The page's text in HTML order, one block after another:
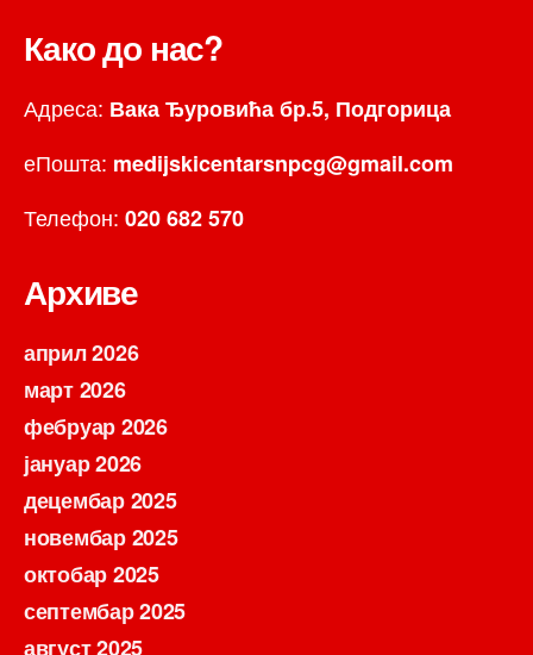
Како до нас?
Адреса: Вака Ђуровића бр.5, Подгорица
еПошта: medijskicentarsnpcg@gmail.com
Телефон: 020 682 570
Архиве
април 2026
март 2026
фебруар 2026
јануар 2026
децембар 2025
новембар 2025
октобар 2025
септембар 2025
август 2025